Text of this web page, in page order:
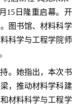
15日隆重启幕。开
图书馆、材料科学
科学与工程学院师
。她指出，本次书
，推动材料学科建
材料科学与工程学